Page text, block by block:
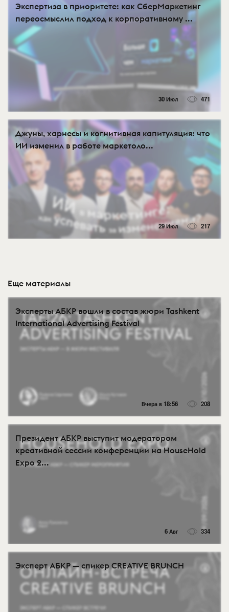
Экспертиза в приоритете: как СберМаркетинг
переосмыслил подход к корпоративному ...
30 Июл 471
Джуны, харнесы и когнитивная капитуляция: что
ИИ изменил в работе маркетоло...
29 Июл 217
Еще материалы
Эксперты АБКР вошли в состав жюри Tashkent
International Advertising Festival
Вчера в 18:56 208
Президент АБКР выступит модератором
креативной сессии конференции на HouseHold
Expo 2...
6 Авг 334
Эксперт АБКР — спикер CREATIVE BRUNCH